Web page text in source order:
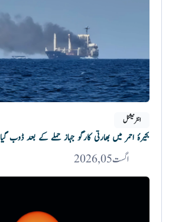
انٹرنیشنل
بحیرۂ احمر میں بھارتی کارگو جہاز حملے کے بعد ڈوب گیا
اگست 05, 2026